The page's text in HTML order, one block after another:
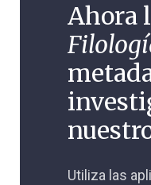
Ahora
Utiliza las